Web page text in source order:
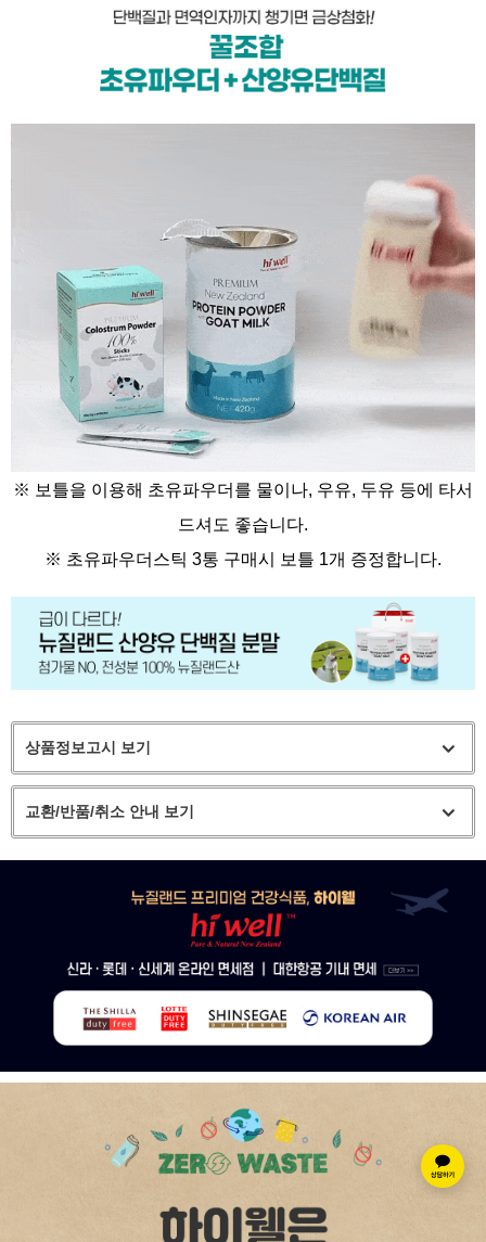
※ 보틀을 이용해 초유파우더를 물이나, 우유, 두유 등에 타서
드셔도 좋습니다.
※ 초유파우더스틱 3통 구매시 보틀 1개 증정합니다.
상품정보고시 보기
교환/반품/취소 안내 보기